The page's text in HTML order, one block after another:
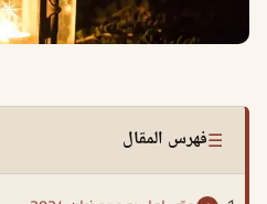
☰فهرس المقال